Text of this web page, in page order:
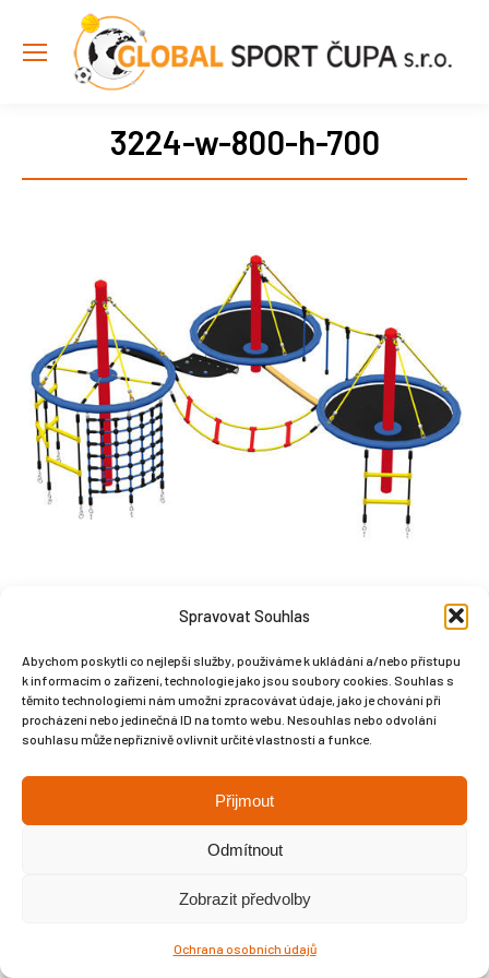
Spravovat Souhlas
Abychom poskytli co nejlepší služby, používáme k ukládání a/nebo přístupu
k informacím o zařízení, technologie jako jsou soubory cookies. Souhlas s
těmito technologiemi nám umožní zpracovávat údaje, jako je chování při
procházení nebo jedinečná ID na tomto webu. Nesouhlas nebo odvolání
souhlasu může nepříznivě ovlivnit určité vlastnosti a funkce.
Přijmout
Odmítnout
Zobrazit předvolby
Ochrana osobních údajů
3224-w-800-h-700
Copyright © Weiron Dynamics, s.r.o. |Tvorba webových stránek
SEO